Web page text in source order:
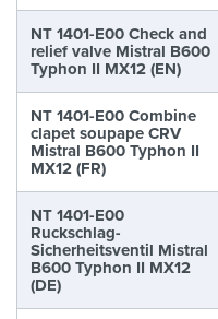
NT 1401-E00 Check and
relief valve Mistral B600
Typhon II MX12 (EN)
NT 1401-E00 Combine
clapet soupape CRV
Mistral B600 Typhon II
MX12 (FR)
NT 1401-E00
Ruckschlag-
Sicherheitsventil Mistral
B600 Typhon II MX12
(DE)